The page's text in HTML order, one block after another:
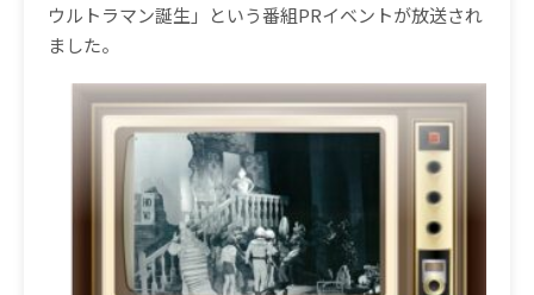
ウルトラマン誕生」という番組PRイベントが放送され
ました。